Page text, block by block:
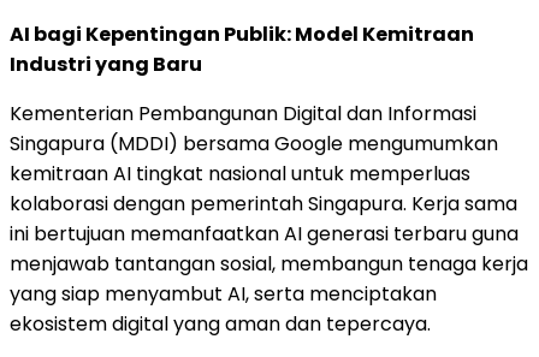
AI bagi Kepentingan Publik: Model Kemitraan
Industri yang Baru
Kementerian Pembangunan Digital dan Informasi
Singapura (MDDI) bersama Google mengumumkan
kemitraan AI tingkat nasional untuk memperluas
kolaborasi dengan pemerintah Singapura. Kerja sama
ini bertujuan memanfaatkan AI generasi terbaru guna
menjawab tantangan sosial, membangun tenaga kerja
yang siap menyambut AI, serta menciptakan
ekosistem digital yang aman dan tepercaya.